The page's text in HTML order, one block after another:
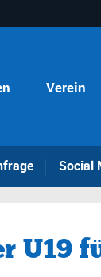
Verein
Social
U19